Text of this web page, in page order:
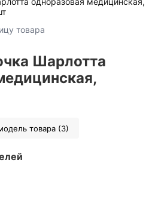
товара
Шарлотта
товара (3)